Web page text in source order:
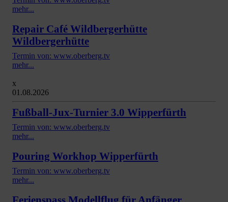
mehr...
Repair Café Wildbergerhütte
Wildbergerhütte
Termin von: www.oberberg.tv
mehr...
x
01.08.2026
Fußball-Jux-Turnier 3.0 Wipperfürth
Termin von: www.oberberg.tv
mehr...
Pouring Workhop Wipperfürth
Termin von: www.oberberg.tv
mehr...
Ferienspass Modellflug für Anfänger